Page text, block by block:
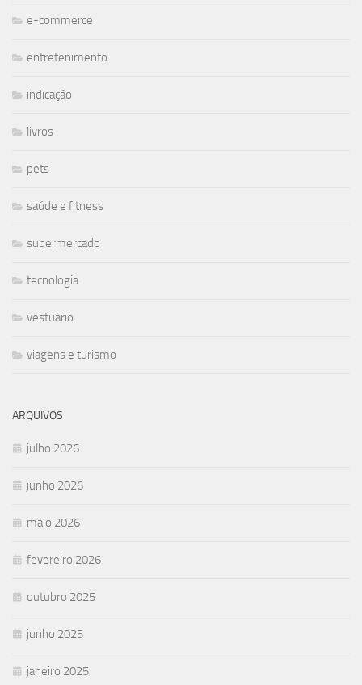
e-commerce
entretenimento
indicação
livros
pets
saúde e fitness
supermercado
tecnologia
vestuário
viagens e turismo
ARQUIVOS
julho 2026
junho 2026
maio 2026
fevereiro 2026
outubro 2025
junho 2025
janeiro 2025